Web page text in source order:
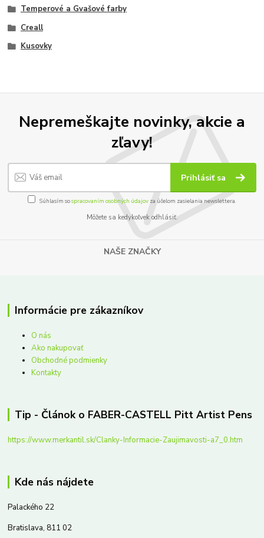
Temperové a Gvašové farby
Creall
Kusovky
Nepremeškajte novinky, akcie a
zľavy!
Prihlásiť sa
Súhlasím sospracovaním osobných údajov za účelom zasielania newslettera.
Môžete sa kedykoľvek odhlásiť.
NAŠE ZNAČKY
Informácie pre zákazníkov
O nás
Ako nakupovať
Obchodné podmienky
Kontakty
Tip - Článok o FABER-CASTELL Pitt Artist Pens
https://www.merkantil.sk/Clanky-Informacie-Zaujimavosti-a7_0.htm
Kde nás nájdete
Palackého 22
Bratislava, 811 02